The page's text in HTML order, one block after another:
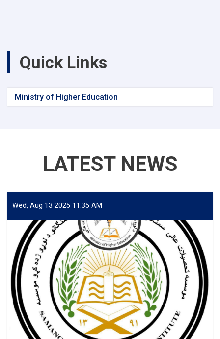
Quick Links
Ministry of Higher Education
LATEST NEWS
Wed, Aug 13 2025 11:35 AM